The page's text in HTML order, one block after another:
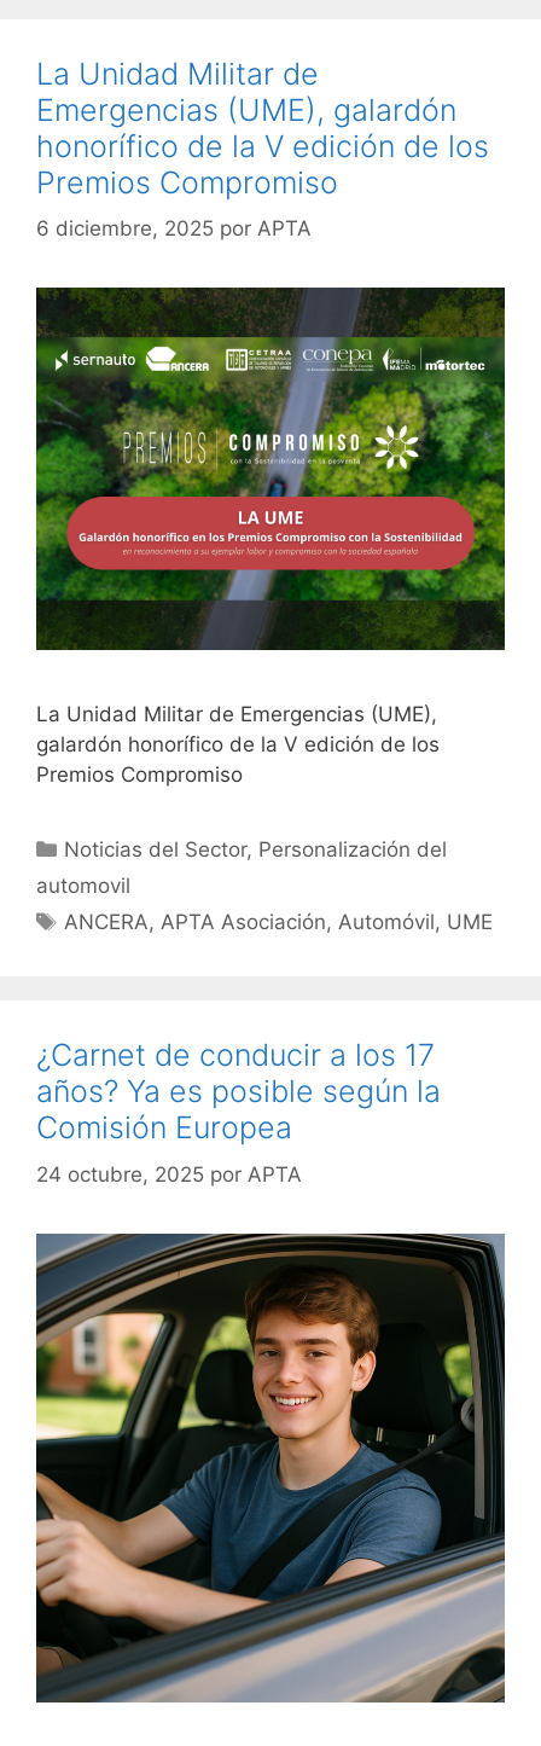
La Unidad Militar de
Emergencias (UME), galardón
honorífico de la V edición de los
Premios Compromiso
6 diciembre, 2025 por APTA
La Unidad Militar de Emergencias (UME),
galardón honorífico de la V edición de los
Premios Compromiso
Noticias del Sector, Personalización del
automovil
ANCERA,APTA Asociación,Automóvil, UME
¿Carnet de conducir a los 17
años? Ya es posible según la
Comisión Europea
24 octubre, 2025 por APTA